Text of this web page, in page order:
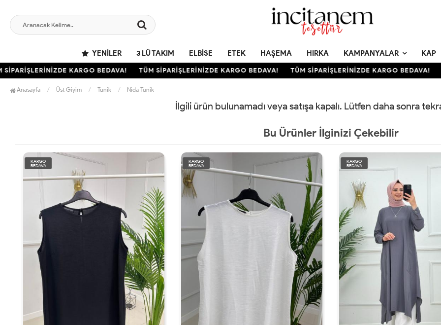
YENILER 3 LÜ TAKIM ELBISE ETEK HAŞEMA HIRKA KAMPANYALAR KAP
KARGO BEDAVA! TÜM SİPARİŞLERİNİZDE KARGO BEDAVA! TÜM SİPARİŞLERİNİZDE KARGO BEDAVA!
Anasayfa Üst Giyim Tunik Nida Tunik
İlgili ürün bulunamadı veya satışa kapalı. Lütfen daha sonra
Bu Ürünler İlginizi Çekebilir
KARGO
BEDAVA
KARGO
BEDAVA
KARGO
BEDAVA